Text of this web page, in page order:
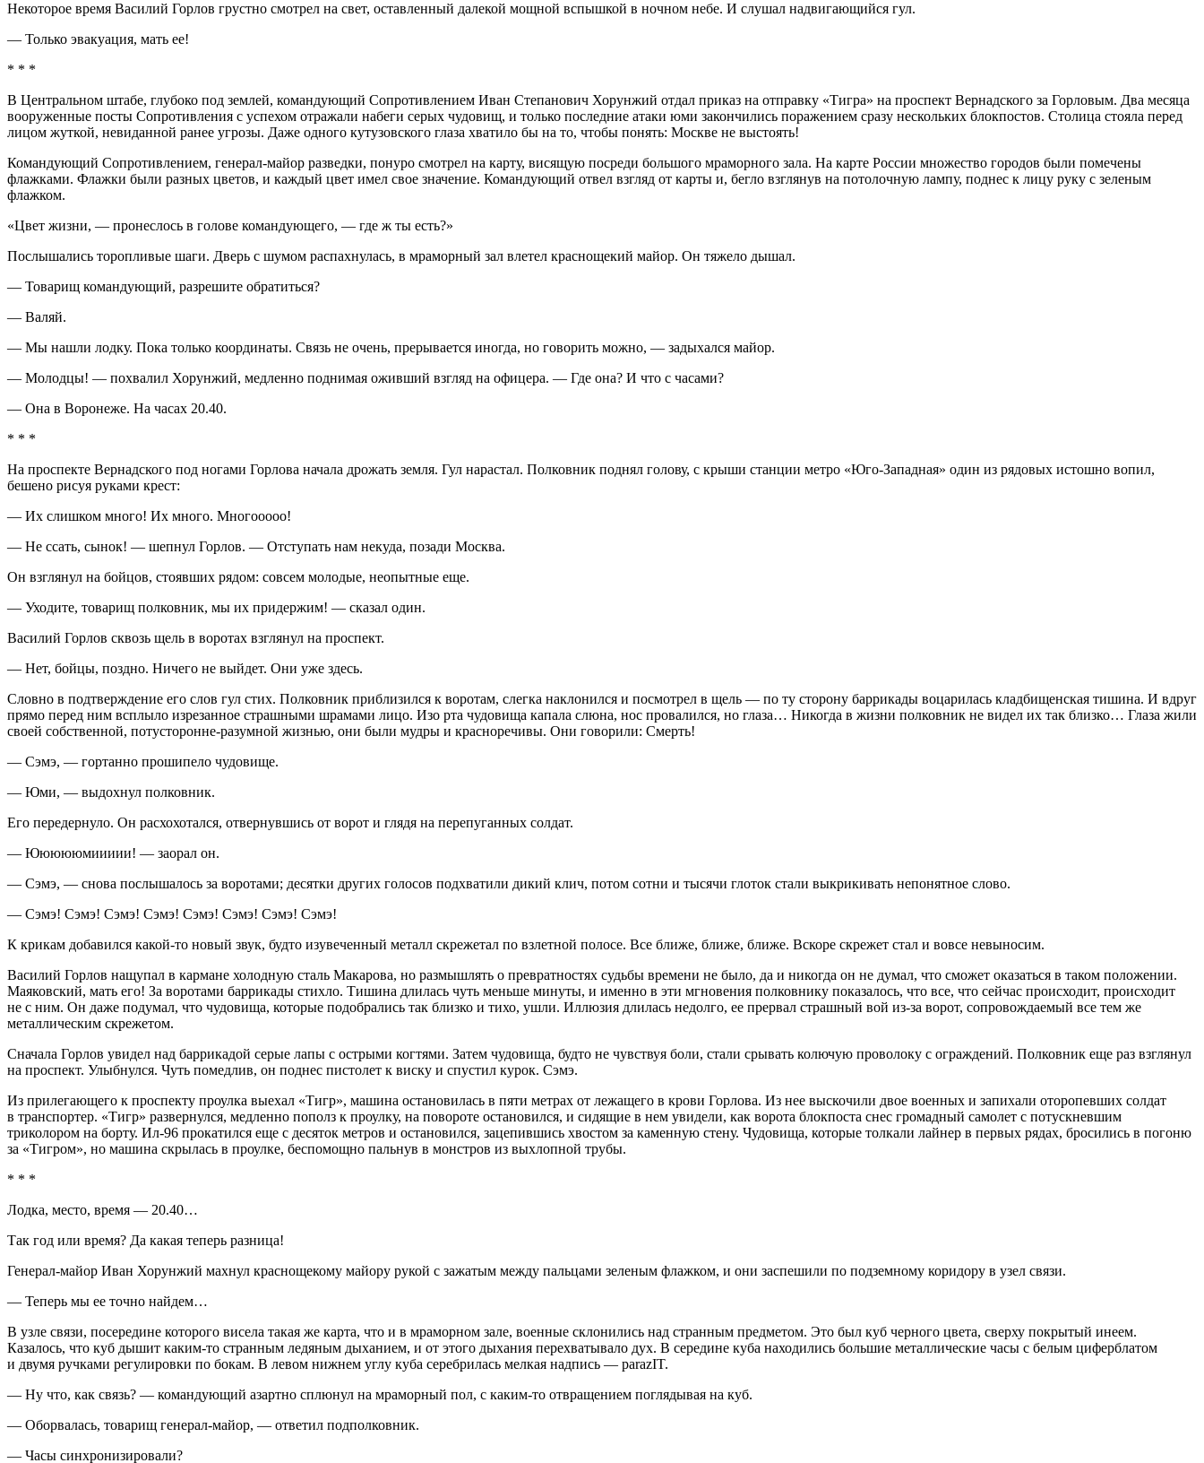
Некоторое время Василий Горлов грустно смотрел на свет, оставленный далекой мощной вспышкой в ночном небе. И слушал надвигающийся гул.
— Только эвакуация, мать ее!
* * *
В Центральном штабе, глубоко под землей, командующий Сопротивлением Иван Степанович Хорунжий отдал приказ на отправку «Тигра» на проспект Вернадского за Горловым. Два месяца
вооруженные посты Сопротивления с успехом отражали набеги серых чудовищ, и только последние атаки юми закончились поражением сразу нескольких блокпостов. Столица стояла перед
лицом жуткой, невиданной ранее угрозы. Даже одного кутузовского глаза хватило бы на то, чтобы понять: Москве не выстоять!
Командующий Сопротивлением, генерал-майор разведки, понуро смотрел на карту, висящую посреди большого мраморного зала. На карте России множество городов были помечены
флажками. Флажки были разных цветов, и каждый цвет имел свое значение. Командующий отвел взгляд от карты и, бегло взглянув на потолочную лампу, поднес к лицу руку с зеленым
флажком.
«Цвет жизни, — пронеслось в голове командующего, — где ж ты есть?»
Послышались торопливые шаги. Дверь с шумом распахнулась, в мраморный зал влетел краснощекий майор. Он тяжело дышал.
— Товарищ командующий, разрешите обратиться?
— Валяй.
— Мы нашли лодку. Пока только координаты. Связь не очень, прерывается иногда, но говорить можно, — задыхался майор.
— Молодцы! — похвалил Хорунжий, медленно поднимая оживший взгляд на офицера. — Где она? И что с часами?
— Она в Воронеже. На часах 20.40.
* * *
На проспекте Вернадского под ногами Горлова начала дрожать земля. Гул нарастал. Полковник поднял голову, с крыши станции метро «Юго-Западная» один из рядовых истошно вопил,
бешено рисуя руками крест:
— Их слишком много! Их много. Многооооо!
— Не ссать, сынок! — шепнул Горлов. — Отступать нам некуда, позади Москва.
Он взглянул на бойцов, стоявших рядом: совсем молодые, неопытные еще.
— Уходите, товарищ полковник, мы их придержим! — сказал один.
Василий Горлов сквозь щель в воротах взглянул на проспект.
— Нет, бойцы, поздно. Ничего не выйдет. Они уже здесь.
Словно в подтверждение его слов гул стих. Полковник приблизился к воротам, слегка наклонился и посмотрел в щель — по ту сторону баррикады воцарилась кладбищенская тишина. И вдруг
прямо перед ним всплыло изрезанное страшными шрамами лицо. Изо рта чудовища капала слюна, нос провалился, но глаза… Никогда в жизни полковник не видел их так близко… Глаза жили
своей собственной, потусторонне-разумной жизнью, они были мудры и красноречивы. Они говорили: Смерть!
— Сэмэ, — гортанно прошипело чудовище.
— Юми, — выдохнул полковник.
Его передернуло. Он расхохотался, отвернувшись от ворот и глядя на перепуганных солдат.
— Юююююмиииии! — заорал он.
— Сэмэ, — снова послышалось за воротами; десятки других голосов подхватили дикий клич, потом сотни и тысячи глоток стали выкрикивать непонятное слово.
— Сэмэ! Сэмэ! Сэмэ! Сэмэ! Сэмэ! Сэмэ! Сэмэ! Сэмэ!
К крикам добавился какой-то новый звук, будто изувеченный металл скрежетал по взлетной полосе. Все ближе, ближе, ближе. Вскоре скрежет стал и вовсе невыносим.
Василий Горлов нащупал в кармане холодную сталь Макарова, но размышлять о превратностях судьбы времени не было, да и никогда он не думал, что сможет оказаться в таком положении.
Маяковский, мать его! За воротами баррикады стихло. Тишина длилась чуть меньше минуты, и именно в эти мгновения полковнику показалось, что все, что сейчас происходит, происходит
не с ним. Он даже подумал, что чудовища, которые подобрались так близко и тихо, ушли. Иллюзия длилась недолго, ее прервал страшный вой из-за ворот, сопровождаемый все тем же
металлическим скрежетом.
Сначала Горлов увидел над баррикадой серые лапы с острыми когтями. Затем чудовища, будто не чувствуя боли, стали срывать колючую проволоку с ограждений. Полковник еще раз взглянул
на проспект. Улыбнулся. Чуть помедлив, он поднес пистолет к виску и спустил курок. Сэмэ.
Из прилегающего к проспекту проулка выехал «Тигр», машина остановилась в пяти метрах от лежащего в крови Горлова. Из нее выскочили двое военных и запихали оторопевших солдат
в транспортер. «Тигр» развернулся, медленно пополз к проулку, на повороте остановился, и сидящие в нем увидели, как ворота блокпоста снес громадный самолет с потускневшим
триколором на борту. Ил-96 прокатился еще с десяток метров и остановился, зацепившись хвостом за каменную стену. Чудовища, которые толкали лайнер в первых рядах, бросились в погоню
за «Тигром», но машина скрылась в проулке, беспомощно пальнув в монстров из выхлопной трубы.
* * *
Лодка, место, время — 20.40…
Так год или время? Да какая теперь разница!
Генерал-майор Иван Хорунжий махнул краснощекому майору рукой с зажатым между пальцами зеленым флажком, и они заспешили по подземному коридору в узел связи.
— Теперь мы ее точно найдем…
В узле связи, посередине которого висела такая же карта, что и в мраморном зале, военные склонились над странным предметом. Это был куб черного цвета, сверху покрытый инеем.
Казалось, что куб дышит каким-то странным ледяным дыханием, и от этого дыхания перехватывало дух. В середине куба находились большие металлические часы с белым циферблатом
и двумя ручками регулировки по бокам. В левом нижнем углу куба серебрилась мелкая надпись — parazIT.
— Ну что, как связь? — командующий азартно сплюнул на мраморный пол, с каким-то отвращением поглядывая на куб.
— Оборвалась, товарищ генерал-майор, — ответил подполковник.
— Часы синхронизировали?